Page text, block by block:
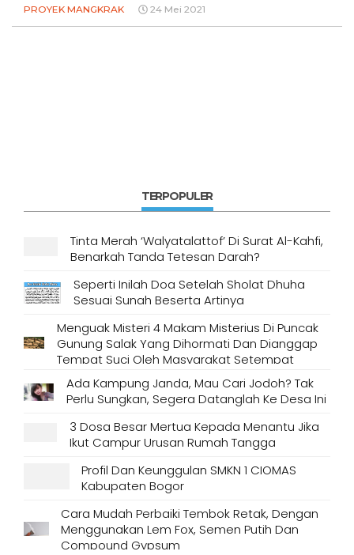
PROYEK MANGKRAK 24 Mei 2021
TERPOPULER
Tinta Merah ‘Walyatalattof’ Di Surat Al-Kahfi,
Benarkah Tanda Tetesan Darah?
Seperti Inilah Doa Setelah Sholat Dhuha
Sesuai Sunah Beserta Artinya
Menguak Misteri 4 Makam Misterius Di Puncak
Gunung Salak Yang Dihormati Dan Dianggap
Tempat Suci Oleh Masyarakat Setempat
Ada Kampung Janda, Mau Cari Jodoh? Tak
Perlu Sungkan, Segera Datanglah Ke Desa Ini
3 Dosa Besar Mertua Kepada Menantu Jika
Ikut Campur Urusan Rumah Tangga
Profil Dan Keunggulan SMKN 1 CIOMAS
Kabupaten Bogor
Cara Mudah Perbaiki Tembok Retak, Dengan
Menggunakan Lem Fox, Semen Putih Dan
Compound Gypsum